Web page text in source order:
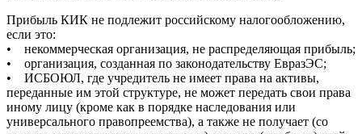
Прибыль КИК не подлежит российскому налогообложению,
если это:
• некоммерческая организация, не распределяющая прибыль;
• организация, созданная по законодательству ЕвразЭС;
• ИСБОЮЛ, где учредитель не имеет права на активы,
переданные им этой структуре, не может передать свои права
иному лицу (кроме как в порядке наследования или
универсального правопреемства), а также не получает (со